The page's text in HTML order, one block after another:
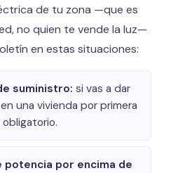
de tu zona —que es
no quien te vende la luz—
en estas situaciones:
suministro: si vas a dar
una vivienda por primera
obligatorio.
potencia por encima de